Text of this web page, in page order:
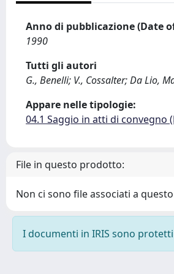
Anno di pubblicazione (Date
1990
Tutti gli autori
G., Benelli; V., Cossalter; Da Lio,
Appare nelle tipologie:
04.1 Saggio in atti di convegno
File in questo prodotto:
Non ci sono file associati a
I documenti in IRIS sono